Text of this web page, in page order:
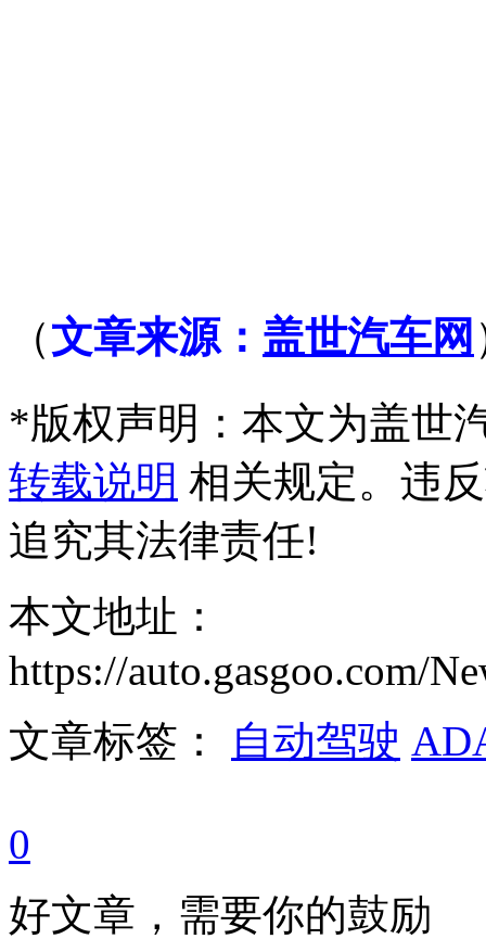
（文章来源： 盖世汽车网
*版权声明：本文为盖世
转载说明 相关规定。违
追究其法律责任!
本文地址：
https://auto.gasgoo.com/
文章标签：
自动驾驶
0
好文章，需要你的鼓励